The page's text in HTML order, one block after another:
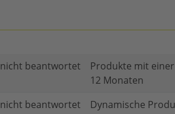
nicht beantwortet
Produkte mit
12 Monaten
nicht beantwortet
Dynamische